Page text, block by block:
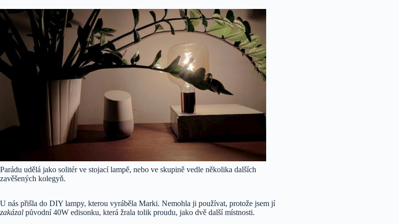
Parádu udělá jako solitér ve stojací lampě, nebo ve skupině vedle několika dalších
zavěšených kolegyň.
U nás přišla do DIY lampy, kterou vyráběla Marki. Nemohla ji používat, protože jsem jí
zakázal původní 40W edisonku, která žrala tolik proudu, jako dvě další místnosti.